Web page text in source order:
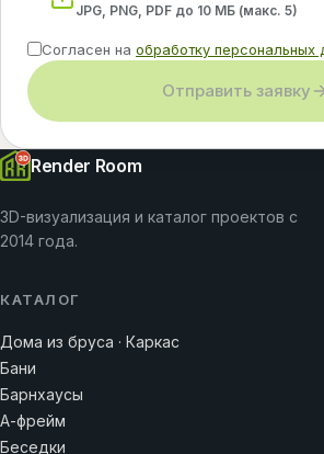
JPG, PNG, PDF до 10 МБ (макс. 5)
Согласен на обработку персональных
Отправить заявку
Render Room
3D-визуализация и каталог проектов с
2014 года.
КАТАЛОГ
Дома из бруса · Каркас
Бани
Барнхаусы
А-фрейм
Беседки